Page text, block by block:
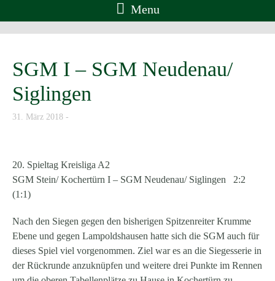
Menu
SGM I – SGM Neudenau/
Siglingen
31. März 2018
20. Spieltag Kreisliga A2
SGM Stein/ Kochertürn I – SGM Neudenau/ Siglingen 2:2
(1:1)
Nach den Siegen gegen den bisherigen Spitzenreiter Krumme
Ebene und gegen Lampoldshausen hatte sich die SGM auch für
dieses Spiel viel vorgenommen. Ziel war es an die Siegesserie in
der Rückrunde anzuknüpfen und weitere drei Punkte im Rennen